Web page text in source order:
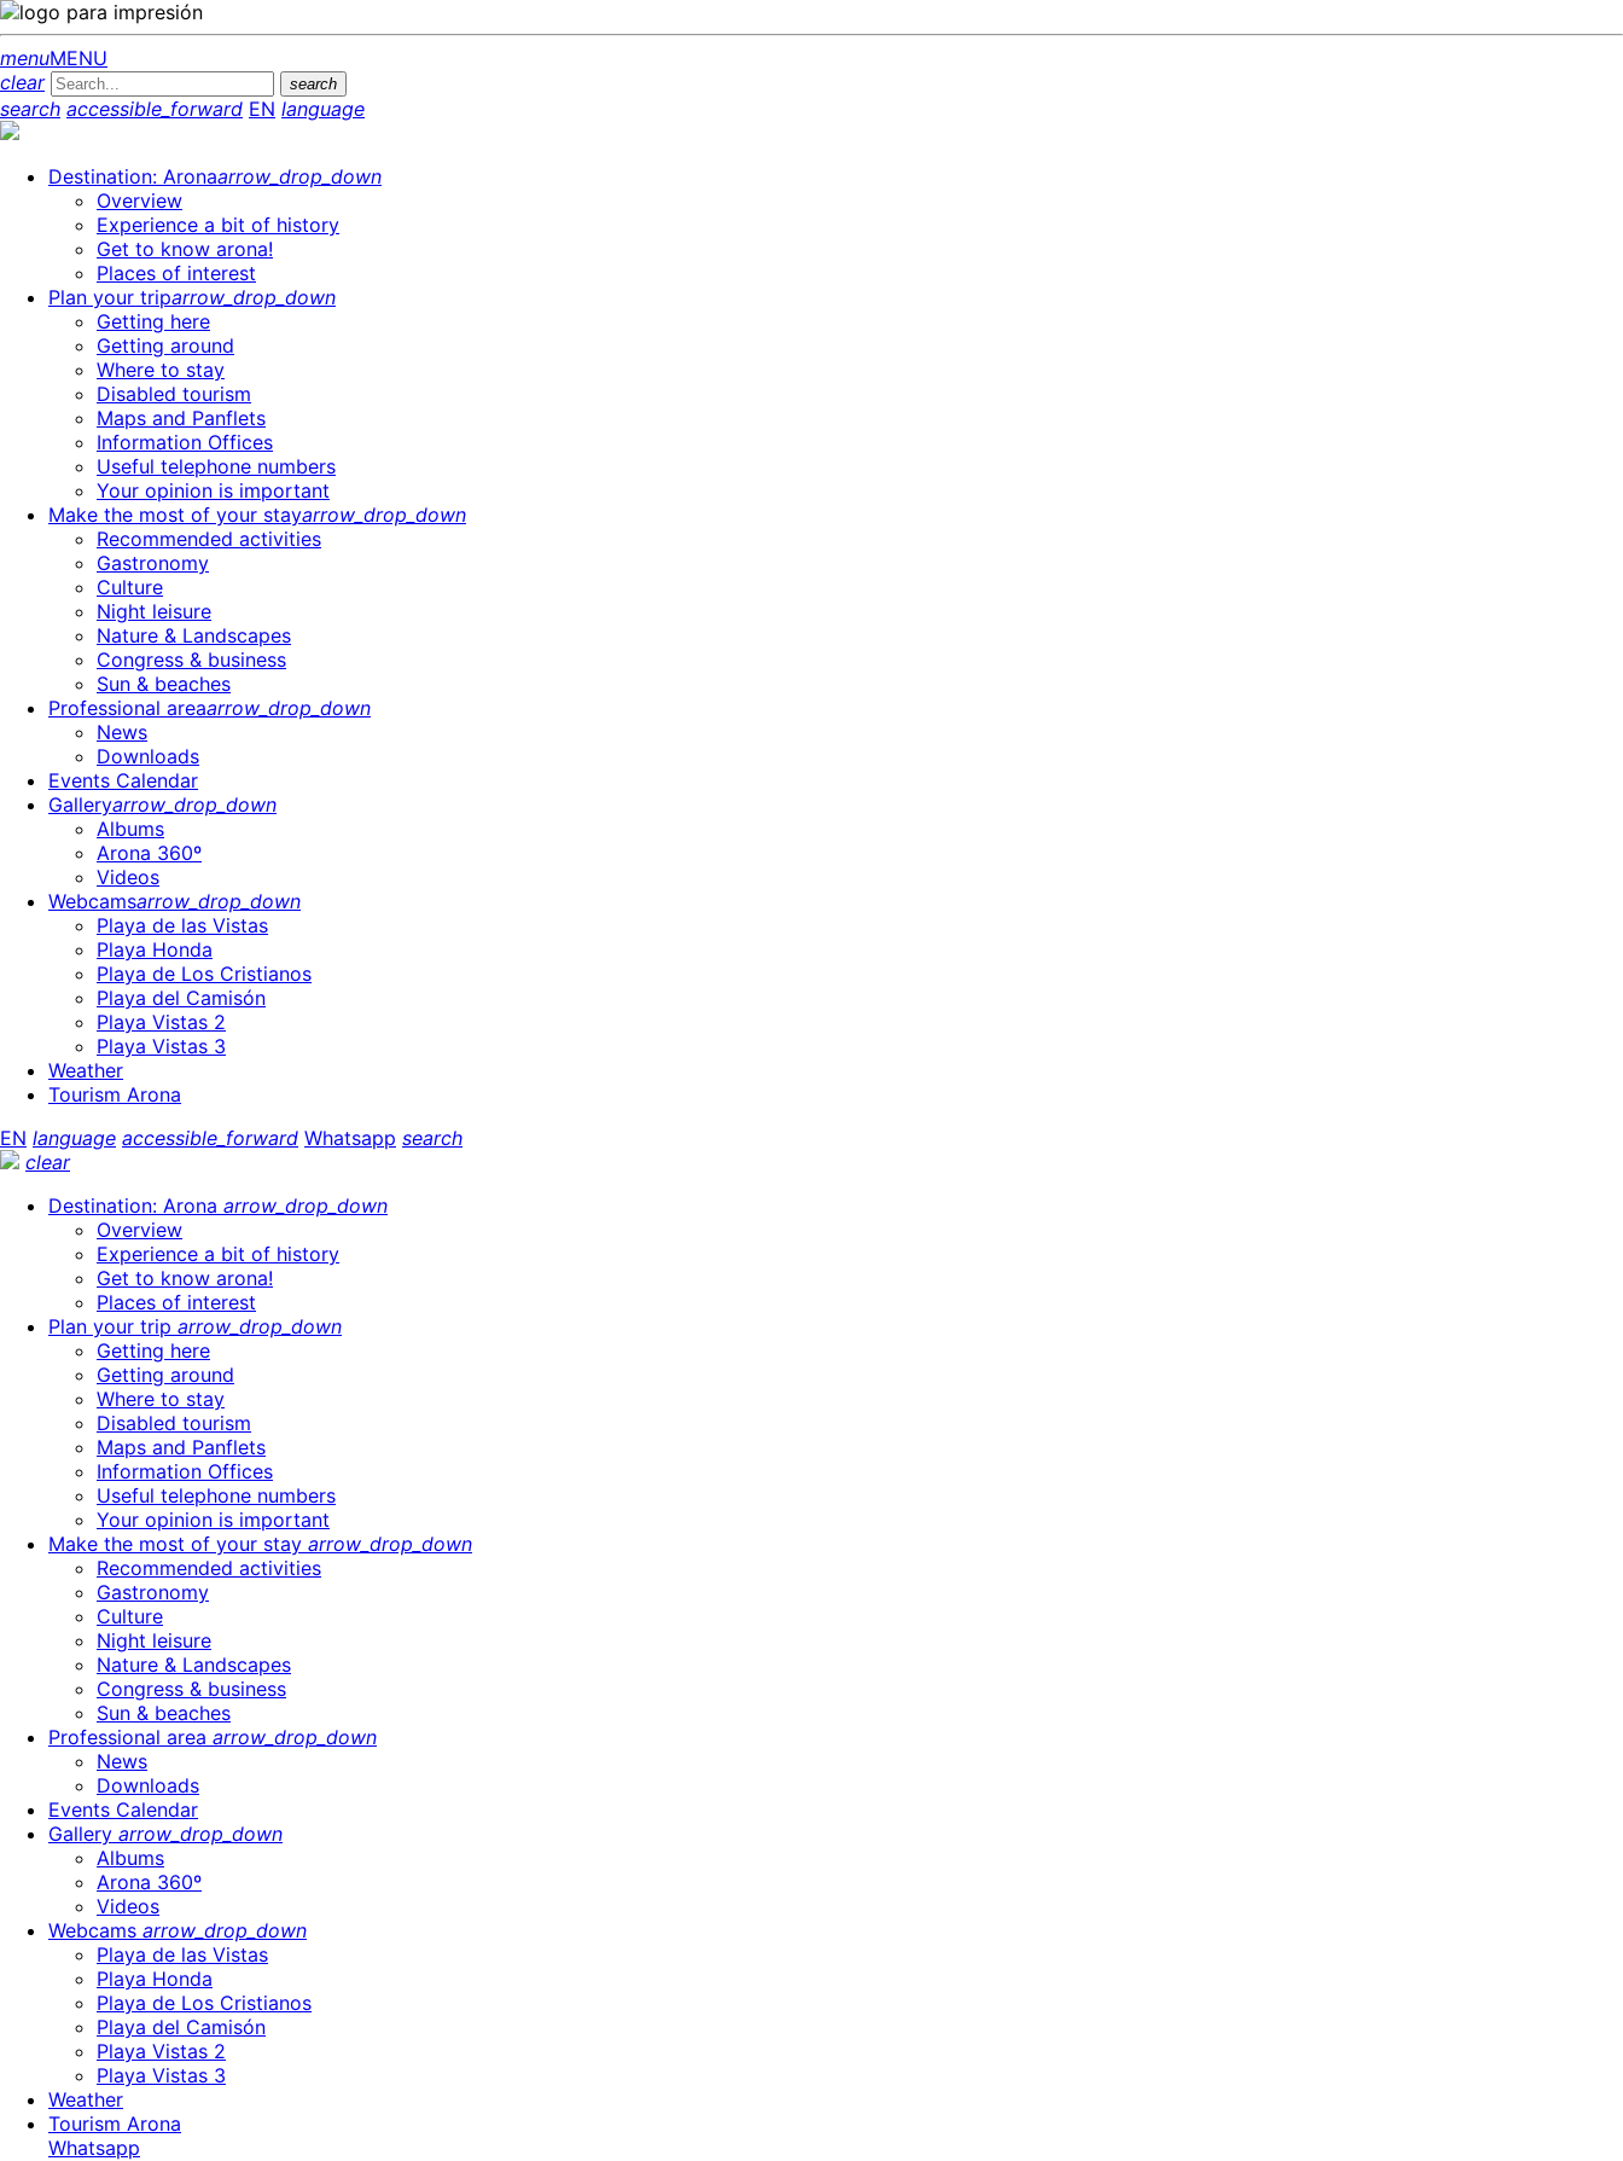
menuMENU
clear
search
search accessible_forward EN language
Destination: Aronaarrow_drop_down
Overview
Experience a bit of history
Get to know arona!
Places of interest
Plan your triparrow_drop_down
Getting here
Getting around
Where to stay
Disabled tourism
Maps and Panflets
Information Offices
Useful telephone numbers
Your opinion is important
Make the most of your stayarrow_drop_down
Recommended activities
Gastronomy
Culture
Night leisure
Nature & Landscapes
Congress & business
Sun & beaches
Professional areaarrow_drop_down
News
Downloads
Events Calendar
Galleryarrow_drop_down
Albums
Arona 360º
Videos
Webcamsarrow_drop_down
Playa de las Vistas
Playa Honda
Playa de Los Cristianos
Playa del Camisón
Playa Vistas 2
Playa Vistas 3
Weather
Tourism Arona
EN language accessible_forward Whatsapp search
clear
Destination: Arona arrow_drop_down
Overview
Experience a bit of history
Get to know arona!
Places of interest
Plan your trip arrow_drop_down
Getting here
Getting around
Where to stay
Disabled tourism
Maps and Panflets
Information Offices
Useful telephone numbers
Your opinion is important
Make the most of your stay arrow_drop_down
Recommended activities
Gastronomy
Culture
Night leisure
Nature & Landscapes
Congress & business
Sun & beaches
Professional area arrow_drop_down
News
Downloads
Events Calendar
Gallery arrow_drop_down
Albums
Arona 360º
Videos
Webcams arrow_drop_down
Playa de las Vistas
Playa Honda
Playa de Los Cristianos
Playa del Camisón
Playa Vistas 2
Playa Vistas 3
Weather
Tourism Arona
Whatsapp